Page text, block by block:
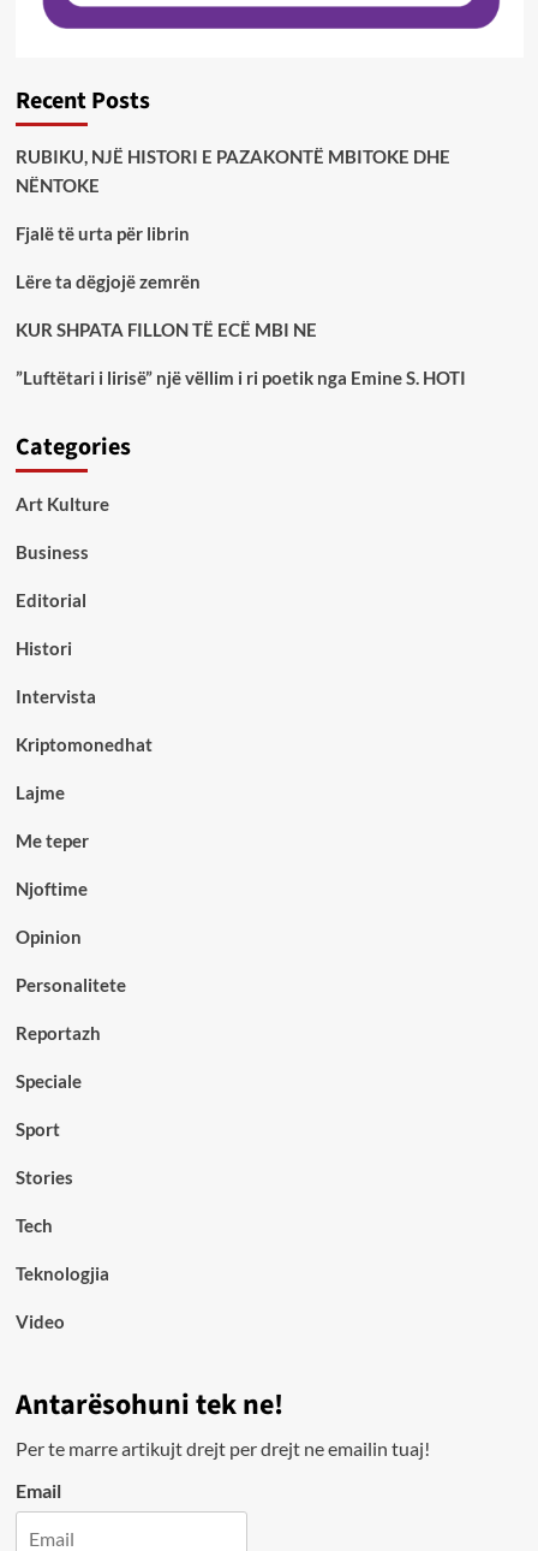
Recent Posts
RUBIKU, NJË HISTORI E PAZAKONTË MBITOKE DHE
NËNTOKE
Fjalë të urta për librin
Lëre ta dëgjojë zemrën
KUR SHPATA FILLON TË ECË MBI NE
”Luftëtari i lirisë” një vëllim i ri poetik nga Emine S. HOTI
Categories
Art Kulture
Business
Editorial
Histori
Intervista
Kriptomonedhat
Lajme
Me teper
Njoftime
Opinion
Personalitete
Reportazh
Speciale
Sport
Stories
Tech
Teknologjia
Video
Antarësohuni tek ne!
Per te marre artikujt drejt per drejt ne emailin tuaj!
Email